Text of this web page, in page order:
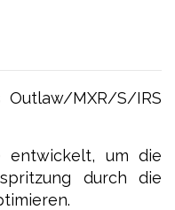
Outlaw/MXR/S/IRS
entwickelt, um die
durch die